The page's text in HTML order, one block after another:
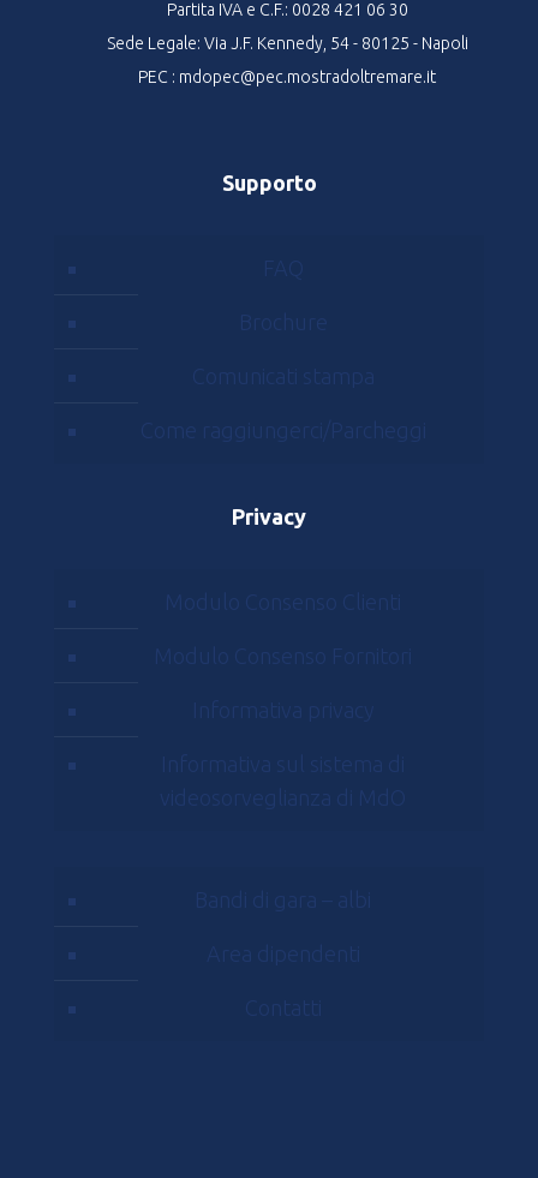
Partita IVA e C.F.: 0028 421 06 30
Sede Legale: Via J.F. Kennedy, 54 - 80125 - Napoli
PEC : mdopec@pec.mostradoltremare.it
Supporto
FAQ
Brochure
Comunicati stampa
Come raggiungerci/Parcheggi
Privacy
Modulo Consenso Clienti
Modulo Consenso Fornitori
Informativa privacy
Informativa sul sistema di
videosorveglianza di MdO
Bandi di gara – albi
Area dipendenti
Contatti